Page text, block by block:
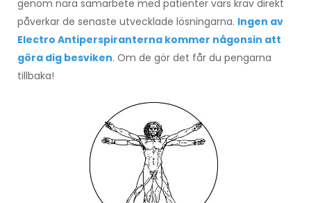
genom nära samarbete med patienter vars krav direkt
påverkar de senaste utvecklade lösningarna. Ingen av
Electro Antiperspiranterna kommer någonsin att
göra dig besviken. Om de gör det får du pengarna
tillbaka!